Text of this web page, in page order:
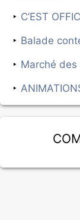
C’EST
Balade
Marché